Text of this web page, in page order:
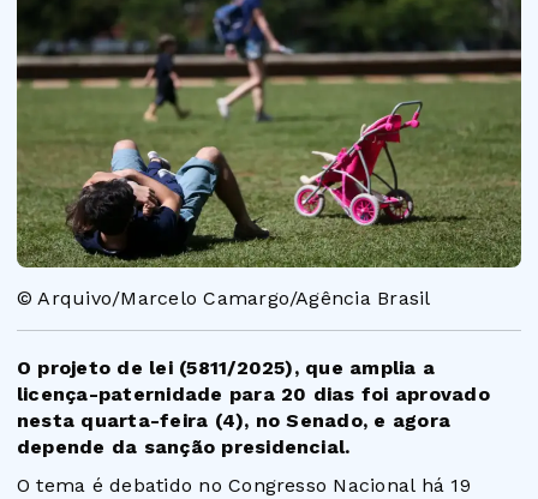
© Arquivo/Marcelo Camargo/Agência Brasil
O projeto de lei (5811/2025), que amplia a
licença-paternidade para 20 dias foi aprovado
nesta quarta-feira (4), no Senado, e agora
depende da sanção presidencial.
O tema é debatido no Congresso Nacional há 19